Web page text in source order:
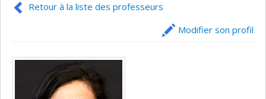
Retour à la liste des professeurs
Modifier son profil